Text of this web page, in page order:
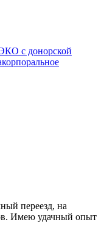
с донорской
переезд, на
Имею удачный опыт